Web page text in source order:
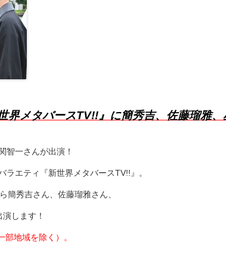
世界メタバースTV!!』に簡秀吉、佐藤瑠雅、
智一さんが出演！
エティ『新世界メタバースTV!!』。
簡秀吉さん、佐藤瑠雅さん、
します！
地域を除く）。